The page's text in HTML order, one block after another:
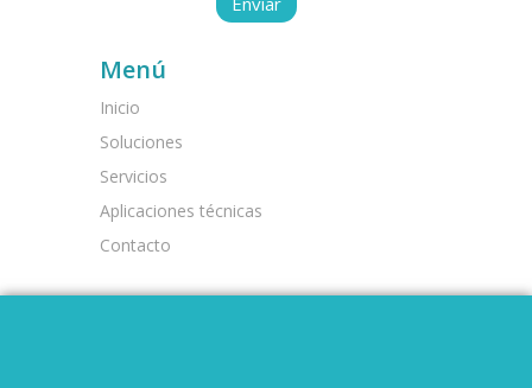
Menú
Inicio
Soluciones
Servicios
Aplicaciones técnicas
Contacto